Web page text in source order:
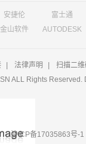
安捷伦 富士通
金山软件 AUTODESK
| 法律声明 | 扫描二
ALL Rights Reserved.
沪ICP备17035863号-1